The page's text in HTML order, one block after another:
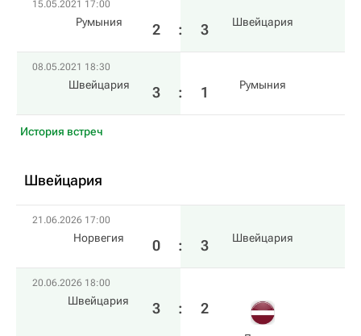
15.05.2021 17:00
Румыния 2 : 3 Швейцария
08.05.2021 18:30
Швейцария 3 : 1 Румыния
История встреч
Швейцария
21.06.2026 17:00
Норвегия 0 : 3 Швейцария
20.06.2026 18:00
Швейцария 3 : 2